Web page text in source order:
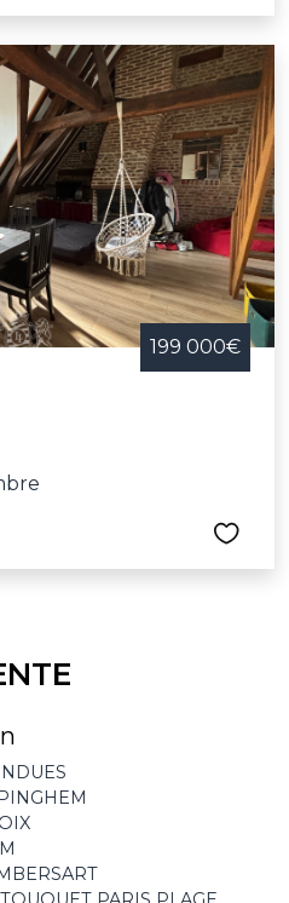
199 000€